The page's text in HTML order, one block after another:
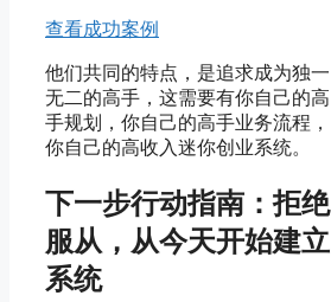
查看成功案例
他们共同的特点，是追求成为独一
无二的高手，这需要有你自己的高
手规划，你自己的高手业务流程，
你自己的高收入迷你创业系统。
下一步行动指南：拒绝
服从，从今天开始建立
系统